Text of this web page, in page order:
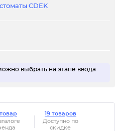
CDEK
выбрать на этапе ввода
19 товаров
Доступно по
скидке